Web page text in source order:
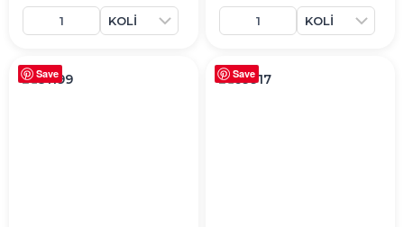
Save Save